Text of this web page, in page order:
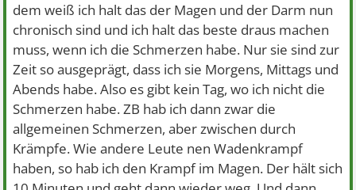
dem weiß ich halt das der Magen und der Darm nun
chronisch sind und ich halt das beste draus machen
muss, wenn ich die Schmerzen habe. Nur sie sind zur
Zeit so ausgeprägt, dass ich sie Morgens, Mittags und
Abends habe. Also es gibt kein Tag, wo ich nicht die
Schmerzen habe. ZB hab ich dann zwar die
allgemeinen Schmerzen, aber zwischen durch
Krämpfe. Wie andere Leute nen Wadenkrampf
haben, so hab ich den Krampf im Magen. Der hält sich